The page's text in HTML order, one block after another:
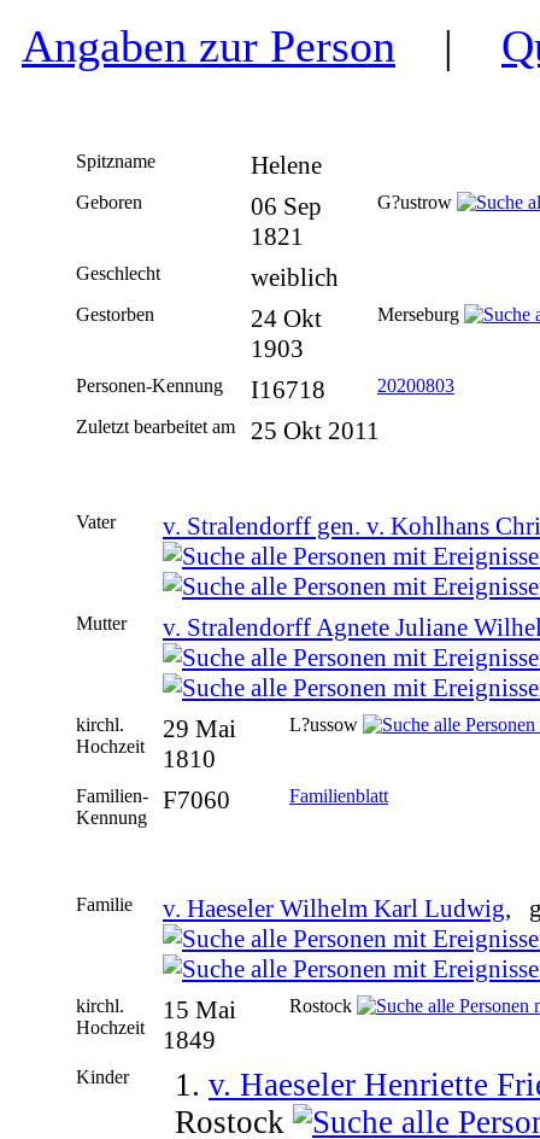
Angaben zur Person |
Spitzname Helene
Geboren
06 Sep
1821
G?ustrow
Geschlecht weiblich
Gestorben
24 Okt
1903
Merseburg
Personen-Kennung I16718
20200803
Zuletzt bearbeitet am
25 Okt 2011
Vater v. Stralendorff gen. v. Kohlhans
Mutter v. Stralendorff Agnete Juliane
kirchl.
Hochzeit
29 Mai
1810
L?ussow
Familien-
Kennung
F7060 Familienblatt
Familie v. Haeseler Wilhelm Karl Ludwig,
kirchl.
Hochzeit
15 Mai
1849
Rostock
Kinder 1. v. Haeseler Henriette
Rostock